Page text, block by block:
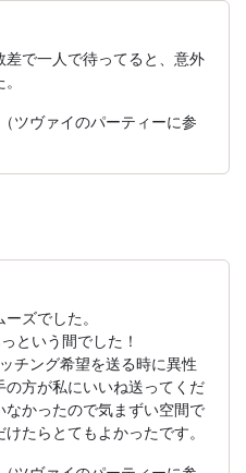
で一人で待ってると、意外
ツヴァイのパーティーに参
ズでした。
という間でした！
チング希望を送る時に異性
方が私にいいね送ってくだ
かったので気まずい空間で
たらとてもよかったです。